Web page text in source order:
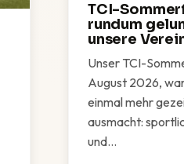
TCI-
rundum
unsere
Unser TCI-
August 2026,
einmal mehr
ausmacht:
und…